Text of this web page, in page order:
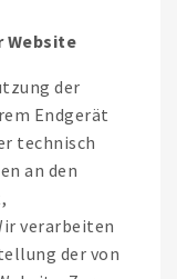
Website
der
Endgerät
technisch
an den
verarbeiten
der von